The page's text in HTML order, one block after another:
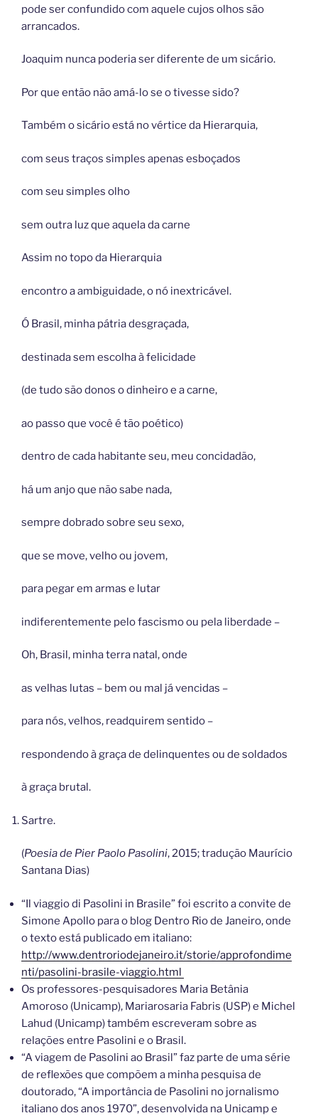
pode ser confundido com aquele cujos olhos são
arrancados.
Joaquim nunca poderia ser diferente de um sicário.
Por que então não amá-lo se o tivesse sido?
Também o sicário está no vértice da Hierarquia,
com seus traços simples apenas esboçados
com seu simples olho
sem outra luz que aquela da carne
Assim no topo da Hierarquia
encontro a ambiguidade, o nó inextricável.
Ó Brasil, minha pátria desgraçada,
destinada sem escolha à felicidade
(de tudo são donos o dinheiro e a carne,
ao passo que você é tão poético)
dentro de cada habitante seu, meu concidadão,
há um anjo que não sabe nada,
sempre dobrado sobre seu sexo,
que se move, velho ou jovem,
para pegar em armas e lutar
indiferentemente pelo fascismo ou pela liberdade –
Oh, Brasil, minha terra natal, onde
as velhas lutas – bem ou mal já vencidas –
para nós, velhos, readquirem sentido –
respondendo à graça de delinquentes ou de soldados
à graça brutal.
Sartre.
(Poesia de Pier Paolo Pasolini, 2015; tradução Maurício
Santana Dias)
“Il viaggio di Pasolini in Brasile” foi escrito a convite de
Simone Apollo para o blog Dentro Rio de Janeiro, onde
o texto está publicado em italiano:
http://www.dentroriodejaneiro.it/storie/approfondime
nti/pasolini-brasile-viaggio.html
Os professores-pesquisadores Maria Betânia
Amoroso (Unicamp), Mariarosaria Fabris (USP) e Michel
Lahud (Unicamp) também escreveram sobre as
relações entre Pasolini e o Brasil.
“A viagem de Pasolini ao Brasil” faz parte de uma série
de reflexões que compõem a minha pesquisa de
doutorado, “A importância de Pasolini no jornalismo
italiano dos anos 1970”, desenvolvida na Unicamp e